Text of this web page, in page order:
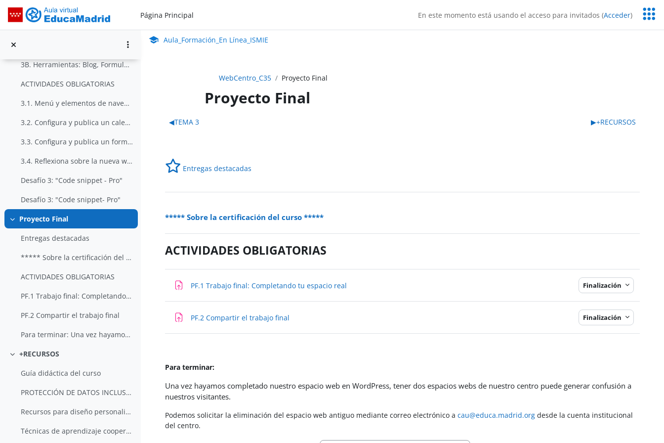
Aula_Formación_En Línea_ISMIEPágina Principal En este momento está usando el acceso para invitados (Acceder)
Colapsar
TEMA 3
3B. Herramientas: Blog, Formulario, Slider, ...
ACTIVIDADES OBLIGATORIAS
3.1. Menú y elementos de navegación en nuestras páginas
3.2. Configura y publica un calendario de eventos
3.3. Configura y publica un formulario de contacto
3.4. Reflexiona sobre la nueva web desarrollada para tu centro
Desafío 3: "Code snippet - Pro"
Desafío 3: "Code snippet- Pro"
Colapsar
Proyecto Final
Entregas destacadas
***** Sobre la certificación del curso *****
ACTIVIDADES OBLIGATORIAS
PF.1 Trabajo final: Completando tu espacio real
PF.2 Compartir el trabajo final
Para terminar: Una vez hayamos completado nuestro ...
Colapsar
+RECURSOS
Guía didáctica del curso
PROTECCIÓN DE DATOS INCLUSIÓN DERECHOS DE AUTOR RE...
Recursos para diseño personalizado y accesible de ...
Técnicas de aprendizaje cooperativo. Ubuntu, I am because we are.
Aula Virtual de EducaMadrid:
Aula_Formación_En Línea_ISMIE
WebCentro_C35 Proyecto Final
Proyecto Final
Perfilado de sección
◀︎TEMA 3 ▶︎+RECURSOS
Entregas destacadas
***** Sobre la certificación del curso *****
ACTIVIDADES OBLIGATORIAS
PF.1 Trabajo final: Completando tu espacio real Finalización
PF.2 Compartir el trabajo final Finalización
Para terminar:
Una vez hayamos completado nuestro espacio web en WordPress, tener dos espacios webs de nuestro centro puede generar confusión a
nuestros visitantes.
Podemos solicitar la eliminación del espacio web antiguo mediante correo electrónico acau@educa.madrid.org desde la cuenta institucional
del centro.